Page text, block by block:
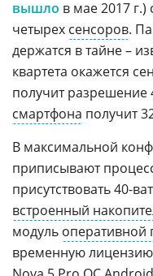
вышло в мае 2017
четырех сенсоров.
держатся в тайне –
квартета окажется
получит разрешение
смартфона получит
В максимальной
приписывают
присутствовать 40-
встроенный
модуль оперативной
временную лицензию